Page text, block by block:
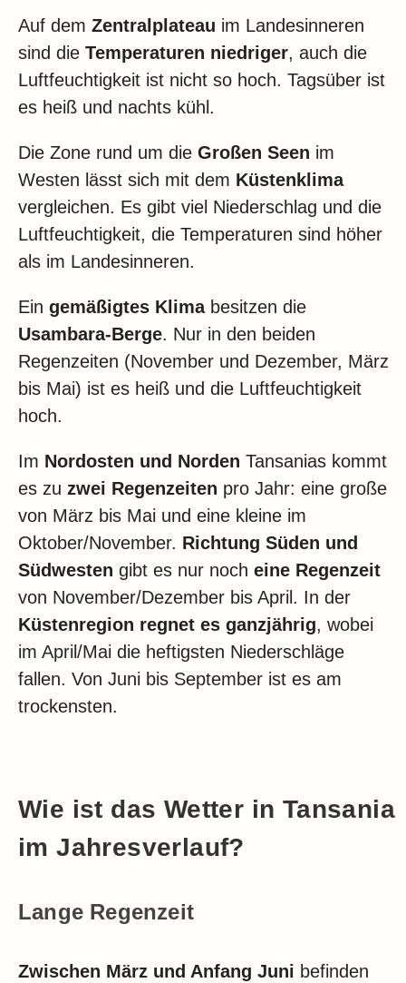
Auf dem Zentralplateau im Landesinneren
sind die Temperaturen niedriger, auch die
Luftfeuchtigkeit ist nicht so hoch. Tagsüber ist
es heiß und nachts kühl.
Die Zone rund um die Großen Seen im
Westen lässt sich mit dem Küstenklima
vergleichen. Es gibt viel Niederschlag und die
Luftfeuchtigkeit, die Temperaturen sind höher
als im Landesinneren.
Ein gemäßigtes Klimabesitzen die
Usambara-Berge. Nur in den beiden
Regenzeiten (November und Dezember, März
bis Mai) ist es heiß und die Luftfeuchtigkeit
hoch.
Im Nordosten und Norden Tansanias kommt
es zu zwei Regenzeiten pro Jahr: eine große
von März bis Mai und eine kleine im
Oktober/November. Richtung Süden und
Südwesten gibt es nur noch eine Regenzeit
von November/Dezember bis April. In der
Küstenregion regnet es ganzjährig, wobei
im April/Mai die heftigsten Niederschläge
fallen. Von Juni bis September ist es am
trockensten.
Wie ist das Wetter in Tansania
im Jahresverlauf?
Lange Regenzeit
Zwischen März und Anfang Juni befinden